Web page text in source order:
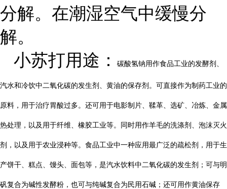
分解。在潮湿空气中缓慢分
解。
小苏打用途：
碳酸氢钠用作食品工业的发酵剂、
汽水和冷饮中二氧化碳的发生剂、黄油的保存剂。可直接作为制药工业的
原料，用于治疗胃酸过多。还可用于电影制片、鞣革、选矿、冶炼、金属
热处理，以及用于纤维、橡胶工业等。同时用作羊毛的洗涤剂、泡沫灭火
剂，以及用于农业浸种等。 食品工业中一种应用最广泛的疏松剂，用于生
产饼干、糕点、馒头、面包等，是汽水饮料中二氧化碳的发生剂；可与明
矾复合为碱性发酵粉，也可与纯碱复合为民用石碱；还可用作黄油保存